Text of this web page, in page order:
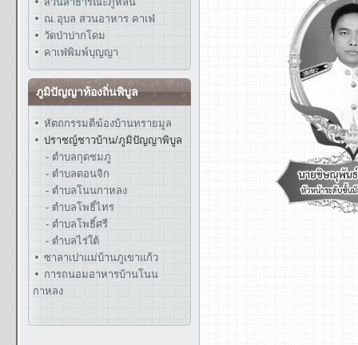
ณ.อุบล สวนอาหาร คาเฟ่
วัดป่าปากโดม
คาเฟ่พิมพ์บุญญา
ภูมิปัญญาท้องถิ่นพิบูล
หัตถกรรมตีฆ้องบ้านทรายมูล
ปราชญ์ชาวบ้าน/ภูมิปัญญาพิบูล
- ตำบลกุดชมภู
- ตำบลดอนจิก
- ตำบลโนนกาหลง
- ตำบลโพธิ์ไทร
- ตำบลโพธิ์ศรี
- ตำบลไร่ใต้
ซาลาเปาแม่บ้านภูเขาแก้ว
การถนอมอาหารบ้านโนน
กาหลง